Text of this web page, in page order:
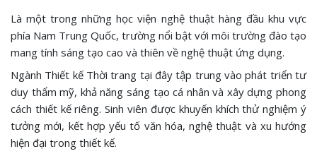
Là một trong những học viện nghệ thuật hàng đầu khu vực
phía Nam Trung Quốc, trường nổi bật với môi trường đào tạo
mang tính sáng tạo cao và thiên về nghệ thuật ứng dụng.
Ngành Thiết kế Thời trang tại đây tập trung vào phát triển tư
duy thẩm mỹ, khả năng sáng tạo cá nhân và xây dựng phong
cách thiết kế riêng. Sinh viên được khuyến khích thử nghiệm ý
tưởng mới, kết hợp yếu tố văn hóa, nghệ thuật và xu hướng
hiện đại trong thiết kế.